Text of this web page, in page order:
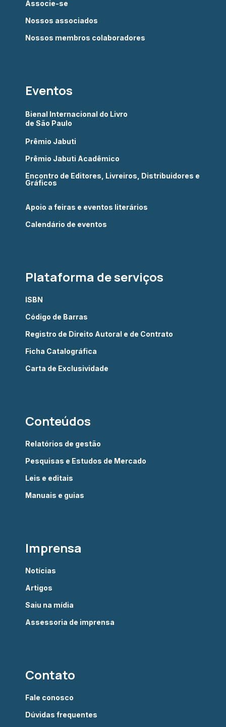
Associe-se
Nossos associados
Nossos membros colaboradores
Eventos
Bienal Internacional do Livro
de São Paulo
Prêmio Jabuti
Prêmio Jabuti Acadêmico
Encontro de Editores, Livreiros, Distribuidores e
Gráficos
Apoio a feiras e eventos literários
Calendário de eventos
Plataforma de serviços
ISBN
Código de Barras
Registro de Direito Autoral e de Contrato
Ficha Catalográfica
Carta de Exclusividade
Conteúdos
Relatórios de gestão
Pesquisas e Estudos de Mercado
Leis e editais
Manuais e guias
Imprensa
Notícias
Artigos
Saiu na mídia
Assessoria de imprensa
Contato
Fale conosco
Dúvidas frequentes